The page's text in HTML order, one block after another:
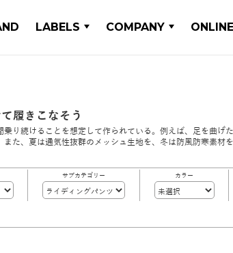
LABELS COMPANY
履きこなそう
り続けることを想定して作られている。例えば、足を曲
た、夏は通気性抜群のメッシュ生地を、冬は防風防寒素材
サブカテゴリー カラー